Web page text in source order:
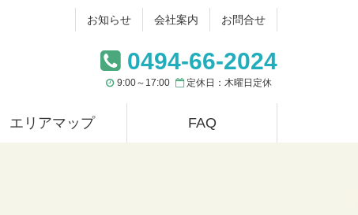
0494-66-2024
9:00～17:00 定休日：木曜日定休
お知らせ 会社案内 お問合せ
エリアマップ FAQ